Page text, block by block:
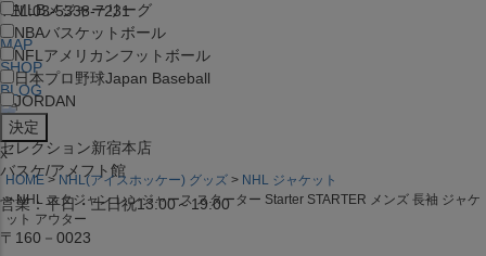
TEL:03-5338-7231
MAP
SHOP
BLOG
セレクション新宿本店
バスケ/アメフト館
営業：平日・土日祝13:00～19:00
〒160－0023
MLBメジャーリーグ
NBAバスケットボール
NFL アメリカンフットボール
日本プロ野球Japan Baseball
JORDAN
x
HOME NHL(アイスホッケー) グッズ
NHL ジャケット
NHL スタジャン レンジャース スターター Starter STARTER メンズ 長袖 ジャケ
ット アウター